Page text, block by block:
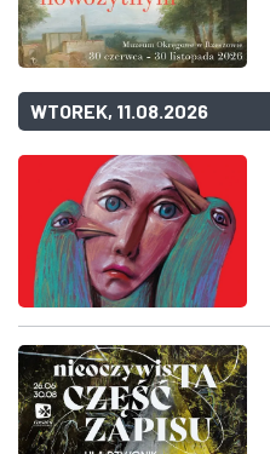
WTOREK, 11.08.2026